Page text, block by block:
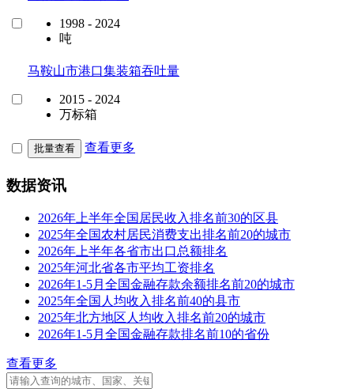
1998 - 2024
吨
马鞍山市港口集装箱吞吐量
2015 - 2024
万标箱
批量查看 查看更多
数据资讯
2026年上半年全国居民收入排名前30的区县
2025年全国农村居民消费支出排名前20的城市
2026年上半年各省市出口总额排名
2025年河北省各市平均工资排名
2026年1-5月全国金融存款余额排名前20的城市
2025年全国人均收入排名前40的县市
2025年北方地区人均收入排名前20的城市
2026年1-5月全国金融存款排名前10的省份
查看更多